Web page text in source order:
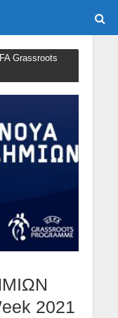
Grassroots
2021